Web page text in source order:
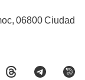
06800 Ciudad